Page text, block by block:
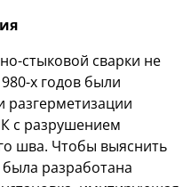
стыковой сварки не
х годов были
разгерметизации
с разрушением
шва. Чтобы выяснить
разработана